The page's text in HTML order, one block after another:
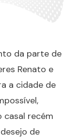
da parte de
Renato e
a cidade de
casal recém
de